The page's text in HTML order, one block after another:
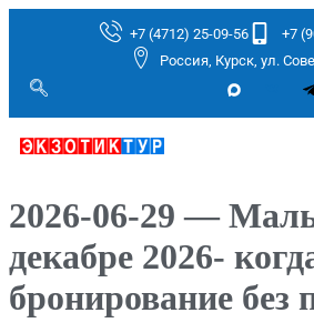
+7 (4712) 25-09-56
+7
Россия, Курск, ул.
2026-06-29 —
декабре 2026-
бронирование без